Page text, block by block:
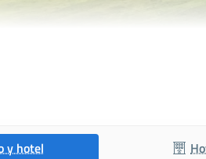
y hotel